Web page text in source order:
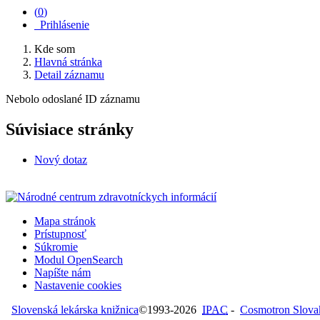
(0)
Prihlásenie
Kde som
Hlavná stránka
Detail záznamu
Nebolo odoslané ID záznamu
Súvisiace stránky
Nový dotaz
Mapa stránok
Prístupnosť
Súkromie
Modul OpenSearch
Napíšte nám
Nastavenie cookies
Slovenská lekárska knižnica©1993-2026 IPAC - Cosmotron